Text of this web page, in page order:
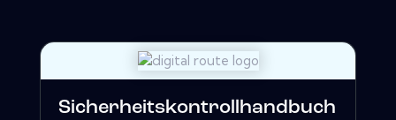
Sicherheitskontrollhandbuch